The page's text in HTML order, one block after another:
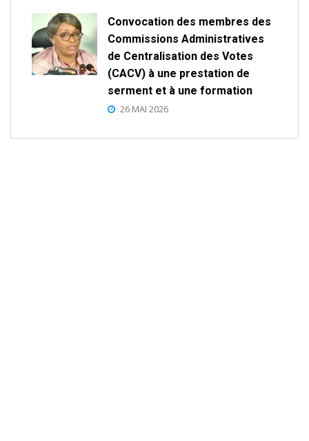
Convocation des membres des
Commissions Administratives
de Centralisation des Votes
(CACV) à une prestation de
serment et à une formation
26 MAI 2026